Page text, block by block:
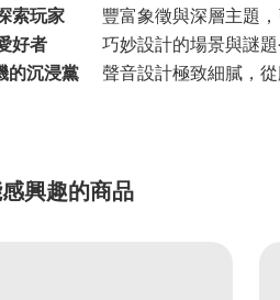
索玩家
豐富象徵與深層主題
好者
巧妙設計的場景與謎題
的沉浸黨 聲音設計極致細膩，
興趣的商品